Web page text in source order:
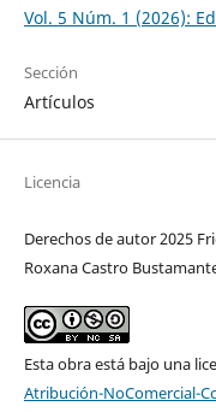
Vol. 5 Núm. 1 (2026):
Sección
Artículos
Licencia
Derechos de autor 2025
Roxana Castro
Esta obra está bajo una
Atribución-NoComercial-